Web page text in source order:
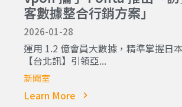
客數據整合行銷方案」
2026-01-28
運用 1.2 億會員大數據，精準掌握日
【台北訊】引領亞...
新聞室
Learn More